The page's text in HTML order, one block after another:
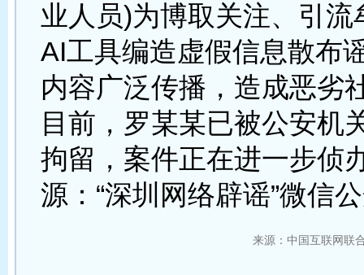
业人员)为博取关注、引流
AI工具编造虚假信息散布
内容广泛传播，造成恶劣
目前，罗某某已被公安机
拘留，案件正在进一步侦
源：“深圳网络辟谣”微信
来源：中国互联网